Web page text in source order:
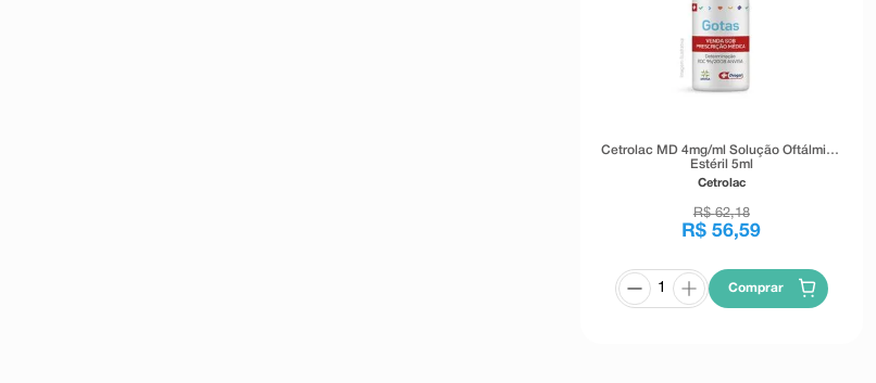
Cetrolac MD 4mg/ml Solução Oftálmica
Estéril 5ml
Cetrolac
R$ 62,18
R$ 56,59
Comprar